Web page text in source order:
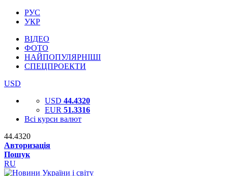
РУС
УКР
ВІДЕО
ФОТО
НАЙПОПУЛЯРНІШІ
СПЕЦПРОЕКТИ
USD
USD 44.4320
EUR 51.3316
Всі курси валют
44.4320
Авторизація
Пошук
RU